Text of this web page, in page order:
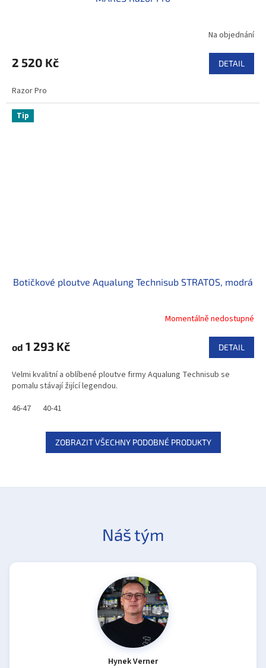
Na objednání
2 520 Kč DETAIL
Razor Pro
Tip
Botičkové ploutve Aqualung Technisub STRATOS, modrá
Momentálně nedostupné
od 1 293 Kč DETAIL
Velmi kvalitní a oblíbené ploutve firmy Aqualung Technisub se
pomalu stávají žijící legendou.
46-47
40-41
ZOBRAZIT VŠECHNY PODOBNÉ PRODUKTY
Náš tým
Hynek Verner